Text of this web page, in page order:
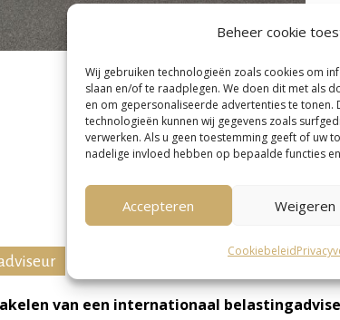
Beheer cookie
Wij gebruiken technologieën zoals cookies om
slaan en/of te raadplegen. We doen dit met als
en om gepersonaliseerde advertenties te tonen.
technologieën kunnen wij gegevens zoals
verwerken. Als u geen toestemming geeft of uw
nadelige invloed hebben op bepaalde functies
Accepteren Weigeren
Cookiebeleid
Wij
van
Ik
van een internationaal